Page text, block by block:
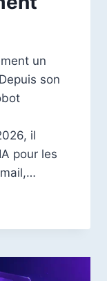
un
son
il
pour les